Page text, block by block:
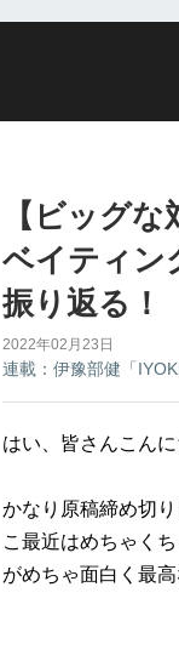
【ビッグ
ベイティン
振り返る！
2022年02月23日
連載：伊豫部健「
はい、皆さんこんに
かなり原稿締め切
こ最近はめちゃく
がめちゃ面白く最